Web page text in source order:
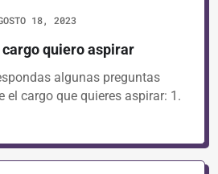
18, 2023
quiero aspirar
algunas preguntas
el cargo que quieres aspirar: 1.